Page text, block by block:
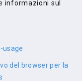
informazioni sul
usage
del browser per la